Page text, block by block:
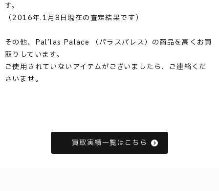
す。
（2016年.1月8日現在の査定結果です）
その他、Pal’las Palace （パラスパレス）の商品を高くお買
取りしています。
ご使用されていないアイテムがございましたら、ご連絡くだ
さいませ。
買取実績一覧はこちら